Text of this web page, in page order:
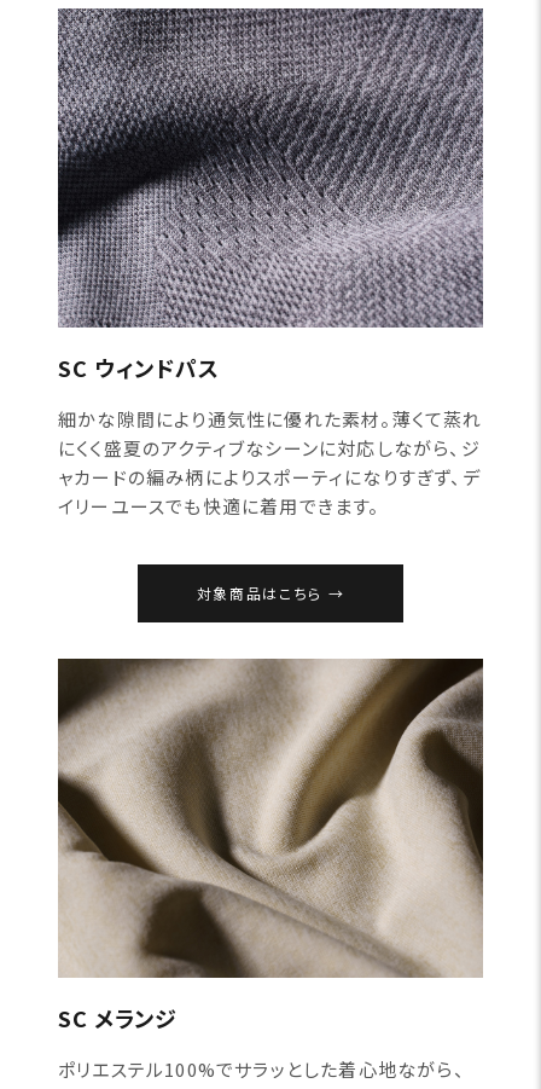
SC ウィンドパス
細かな隙間により通気性に優れた素材。薄くて蒸れ
にくく盛夏のアクティブなシーンに対応しながら、ジ
ャカードの編み柄によりスポーティになりすぎず、デ
イリーユースでも快適に着用できます。
対象商品はこちら
SC メランジ
ポリエステル100%でサラッとした着心地ながら、